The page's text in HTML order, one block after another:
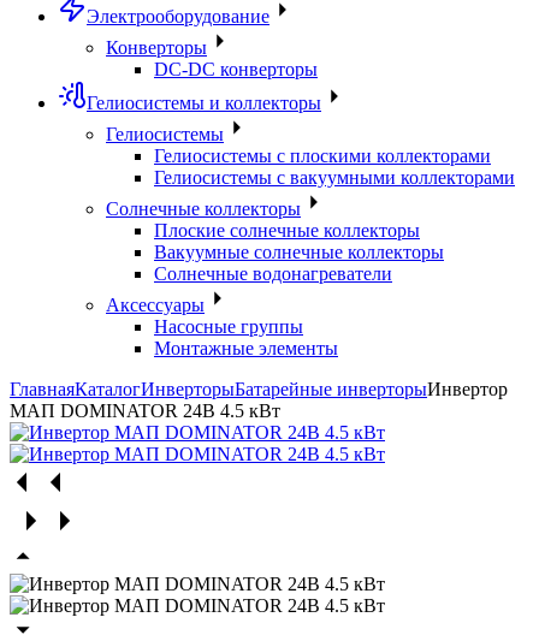
Электрооборудование
Конверторы
DC-DC конверторы
Гелиосистемы и коллекторы
Гелиосистемы
Гелиосистемы с плоскими коллекторами
Гелиосистемы с вакуумными коллекторами
Солнечные коллекторы
Плоские солнечные коллекторы
Вакуумные солнечные коллекторы
Солнечные водонагреватели
Аксессуары
Насосные группы
Монтажные элементы
ГлавнаяКаталогИнверторыБатарейные инверторыИнвертор
МАП DOMINATOR 24В 4.5 кВт